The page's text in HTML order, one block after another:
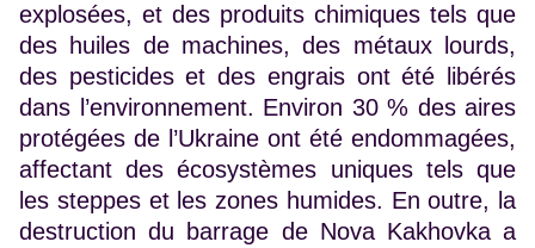
explosées, et des produits chimiques tels que
des huiles de machines, des métaux lourds,
des pesticides et des engrais ont été libérés
dans l’environnement. Environ 30 % des aires
protégées de l’Ukraine ont été endommagées,
affectant des écosystèmes uniques tels que
les steppes et les zones humides. En outre, la
destruction du barrage de Nova Kakhovka a